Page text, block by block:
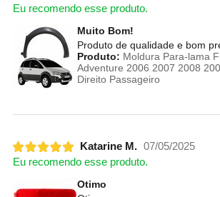
Eu recomendo esse produto.
Muito Bom!
Produto de qualidade e bom
Produto: Moldura Para-lama
Adventure 2006 2007 2008
Direito Passageiro
Katarine M. 07/05/2025
Eu recomendo esse produto.
Otimo